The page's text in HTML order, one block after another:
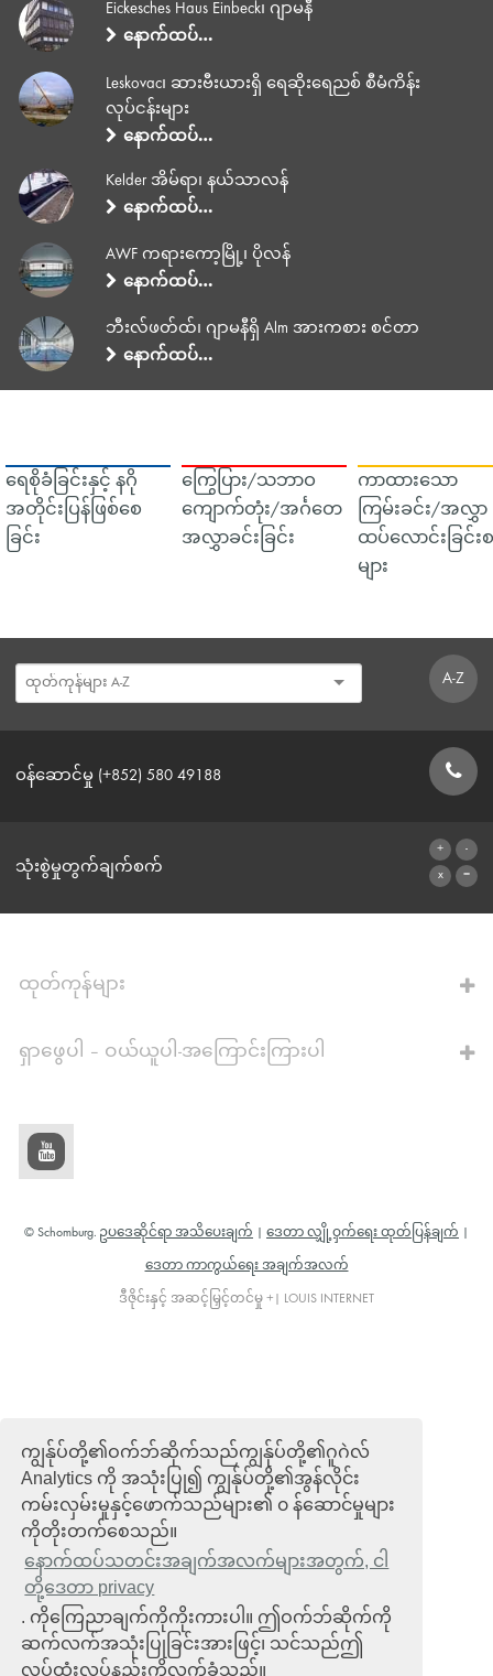
ကျွန်ုပ်တို့၏ဝက်ဘ်ဆိုက်သည်ကျွန်ုပ်တို့၏ဂူဂဲလ်
Analytics ကို အသုံးပြု၍ ကျွန်ုပ်တို့၏အွန်လိုင်း
ကမ်းလှမ်းမှုနှင့်ဖောက်သည်များ၏ ၀ န်ဆောင်မှုများ
ကိုတိုးတက်စေသည်။
နောက်ထပ်သတင်းအချက်အလက်များအတွက်, ငါ
တို့ဒေတာ privacy
. ကိုကြေညာချက်ကိုကိုးကားပါ။ ဤဝက်ဘ်ဆိုက်ကို
ဆက်လက်အသုံးပြုခြင်းအားဖြင့်၊ သင်သည်ဤ
လုပ်ထုံးလုပ်နည်းကိုလက်ခံသည်။
Eickesches Haus Einbeck၊ ဂျာမနီ
နောက်ထပ်…
Leskovac၊ ဆားဗီးယားရှိ ရေဆိုးရေညစ် စီမံကိန်း
လုပ်ငန်းများ
နောက်ထပ်…
Kelder အိမ်ရာ၊ နယ်သာလန်
နောက်ထပ်…
AWF ကရားကော့မြို့၊ ပိုလန်
နောက်ထပ်…
ဘီးလ်ဖတ်ထ်၊ ဂျာမနီရှိ Alm အားကစား စင်တာ
နောက်ထပ်…
ရေစိုခံခြင်းနှင့် နဂို
အတိုင်းပြန်ဖြစ်စေ
ခြင်း
ကြွေပြား/သဘာဝ
ကျောက်တုံး/အင်္ဂတေ
အလွှာခင်းခြင်း
ကာထားသော
ကြမ်းခင်း/အလွှာ
ထပ်လောင်းခြင်း
များ
A-Z
ဝန်ဆောင်မှု (+852) 580 49188
သုံးစွဲမှုတွက်ချက်စက်
ထုတ်ကုန်များ
ရှာဖွေပါ – ဝယ်ယူပါ-အကြောင်းကြားပါ
© Schomburg. ဥပဒေဆိုင်ရာ အသိပေးချက် ဒေတာ လျှို့ဝှက်ရေး ထုတ်ပြန်ချက်
ဒေတာ ကာကွယ်ရေး အချက်အလက်
ဒီဇိုင်းနှင့် အဆင့်မြှင့်တင်မှု +| LOUIS INTERNET